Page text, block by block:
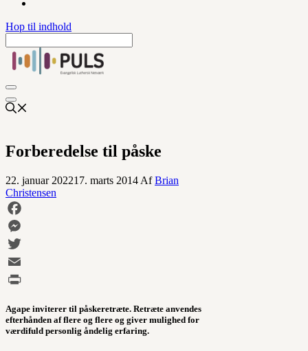
Hop til indhold
Forberedelse til påske
22. januar 202217. marts 2014 AfBrian
Christensen
Facebook
Messenger
Twitter
Email
Agape inviterer til påskeretræte. Retræte anvendes
efterhånden af flere og flere og giver mulighed for
værdifuld personlig åndelig erfaring.